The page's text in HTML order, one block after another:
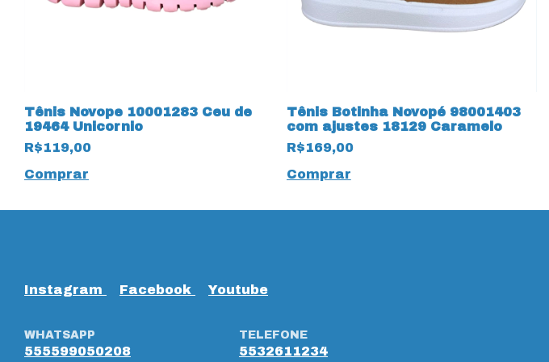
Tênis Novope 10001283 Ceu de
19464 Unicornio
R$119,00
Comprar
Tênis Botinha Novopé 98001403
com ajustes 18129 Caramelo
R$169,00
Comprar
Instagram Facebook Youtube
WHATSAPP
555599050208
TELEFONE
5532611234